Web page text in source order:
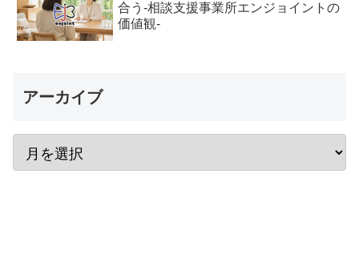
合う-相談支援事業所エンジョイントの
価値観-
アーカイブ